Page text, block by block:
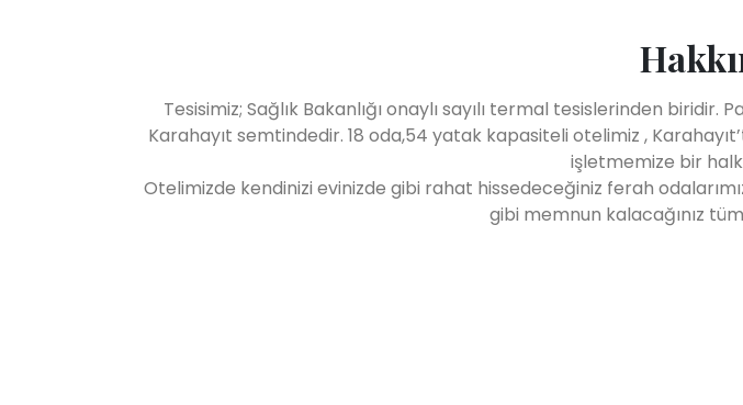
Tesisimiz; Sağlık Bakanlığı onaylı sayılı termal tesislerinden
Karahayıt semtindedir. 18 oda,54 yatak kapasiteli otelimiz ,
işletmemize bir
Otelimizde kendinizi evinizde gibi rahat hissedeceğiniz ferah
gibi memnun kalacağınız